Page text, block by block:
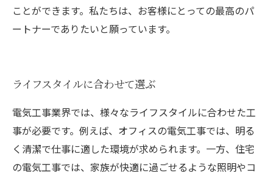
ことができます。私たちは、お客様にとっての最高のパ
ートナーでありたいと願っています。
ライフスタイルに合わせて選ぶ
電気工事業界では、様々なライフスタイルに合わせた工
事が必要です。例えば、オフィスの電気工事では、明る
く清潔で仕事に適した環境が求められます。一方、住宅
の電気工事では、家族が快適に過ごせるような照明やコ